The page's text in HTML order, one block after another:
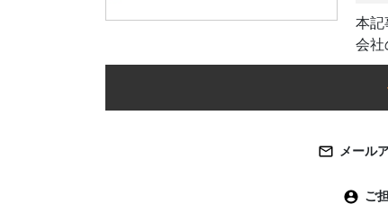
本記
会社
メール
ご